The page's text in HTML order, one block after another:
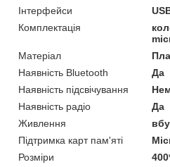
Інтерфейси
Комплектація
Матеріал
Наявність Bluetooth
Да
Наявність підсвічування
Наявність радіо
Да
Живлення
Підтримка карт пам'яті
Розміри